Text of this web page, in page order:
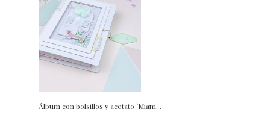
Álbum con bolsillos y acetato `Miam...